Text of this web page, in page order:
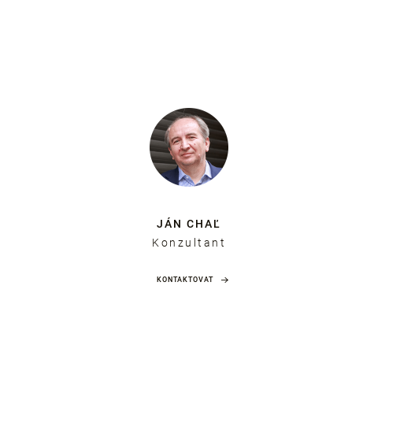
JÁN CHAĽ
Konzultant
KONTAKTOVAT